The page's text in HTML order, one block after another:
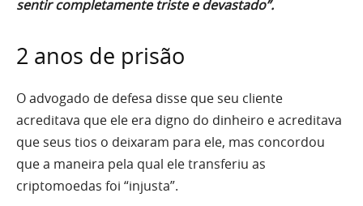
sentir completamente triste e devastado”.
2 anos de prisão
O advogado de defesa disse que seu cliente
acreditava que ele era digno do dinheiro e acreditava
que seus tios o deixaram para ele, mas concordou
que a maneira pela qual ele transferiu as
criptomoedas foi “injusta”.